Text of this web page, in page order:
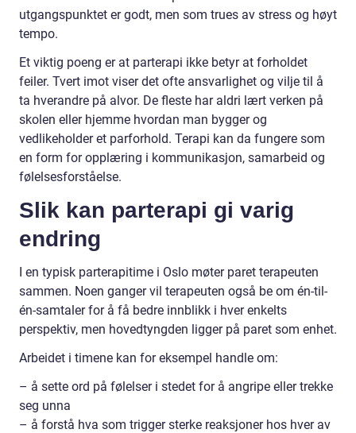
utgangspunktet er godt, men som trues av stress og høyt
tempo.
Et viktig poeng er at parterapi ikke betyr at forholdet
feiler. Tvert imot viser det ofte ansvarlighet og vilje til å
ta hverandre på alvor. De fleste har aldri lært verken på
skolen eller hjemme hvordan man bygger og
vedlikeholder et parforhold. Terapi kan da fungere som
en form for opplæring i kommunikasjon, samarbeid og
følelsesforståelse.
Slik kan parterapi gi varig
endring
I en typisk parterapitime i Oslo møter paret terapeuten
sammen. Noen ganger vil terapeuten også be om én-til-
én-samtaler for å få bedre innblikk i hver enkelts
perspektiv, men hovedtyngden ligger på paret som enhet.
Arbeidet i timene kan for eksempel handle om:
– å sette ord på følelser i stedet for å angripe eller trekke
seg unna
– å forstå hva som trigger sterke reaksjoner hos hver av